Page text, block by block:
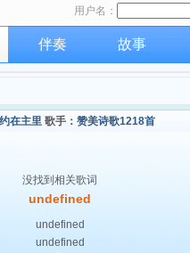
用户名：
伴奏 故事
在主里 歌手： 赞美诗歌1218首
没找到相关歌词
undefined
undefined
undefined